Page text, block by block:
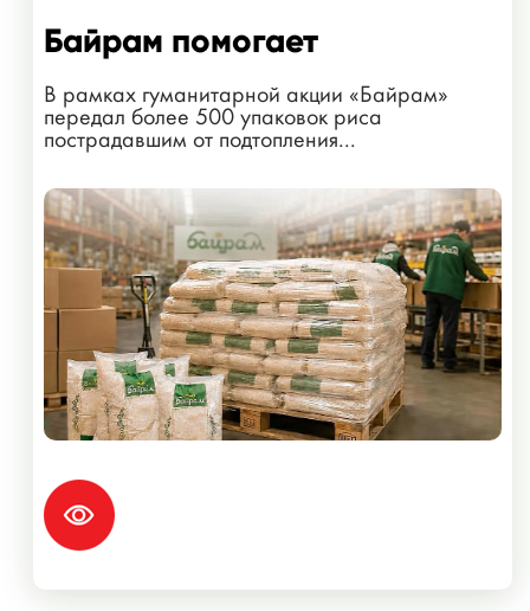
Байрам помогает
В рамках гуманитарной акции «Байрам»
передал более 500 упаковок риса
пострадавшим от подтопления...